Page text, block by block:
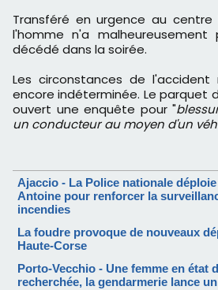
Transféré en urgence au centre
l'homme n'a
décédé dans la soirée.
Les circonstances de
encore indéterminée. Le parquet
ouvert une enquête pour "
un conducteur au moyen d'un
Ajaccio - La Police nationale
Antoine pour renforcer la
incendies
La foudre provoque de nouveaux
Haute-Corse
Porto-Vecchio - Une femme en état
recherchée, la gendarmerie lance